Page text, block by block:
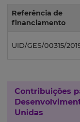
Referência de
financiamento
UID/GES/00315/
Contribuições
Unidas